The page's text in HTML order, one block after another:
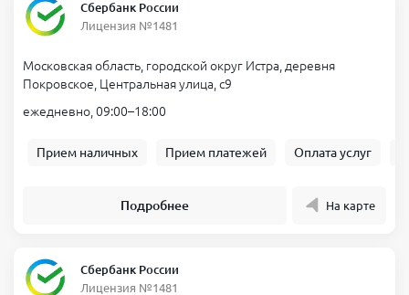
Сбербанк России
Лицензия №1481
Московская область, городской округ Истра, деревня
Покровское, Центральная улица, с9
ежедневно, 09:00–18:00
Прием наличных Прием платежей Оплата услуг
Подробнее На карте
Сбербанк России
Лицензия №1481